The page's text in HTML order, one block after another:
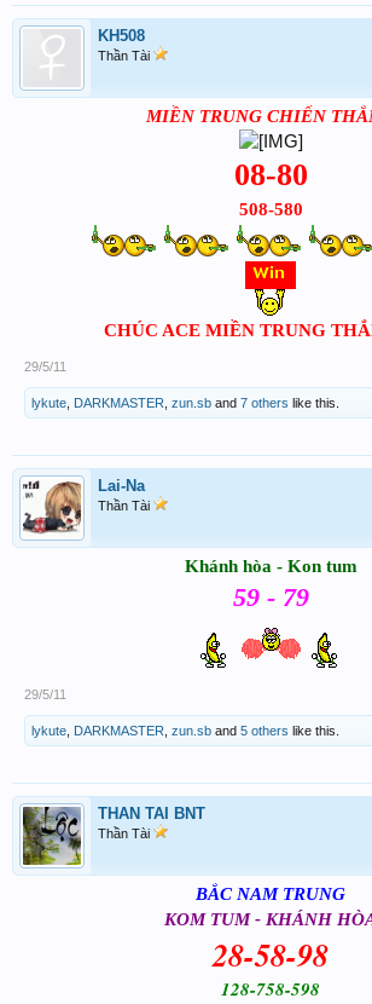
KH508
Thần Tài
MIỀN TRUNG CHIẾN
08-80
508-580
CHÚC ACE MIỀN TRUNG
29/5/11
lykute DARKMASTER zun.sb and 7 others like this.
Lai-Na
Thần Tài
Khánh hòa - Kon tum
59 - 79
29/5/11
lykute DARKMASTER zun.sb and 5 others like this.
THAN TAI BNT
Thần Tài
BẮC NAM TRUNG
KOM TUM - KHÁNH
28-58-98
128-758-598